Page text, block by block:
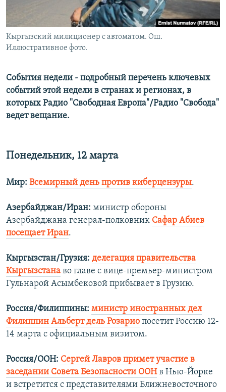
Кыргызский милиционер с автоматом. Ош.
Иллюстративное фото.
События недели - подробный перечень ключевых
событий этой недели в странах и регионах, в
которых Радио "Свободная Европа"/Радио "Свобода"
ведет вещание.
Понедельник, 12 марта
Мир: Всемирный день против киберцензуры.
Азербайджан/Иран: министр обороны
Азербайджана генерал-полковник Сафар Абиев
посещает Иран.
Кыргызстан/Грузия: делегация правительства
Кыргызстана во главе с вице-премьер-министром
Гульнарой Асымбековой прибывает в Грузию.
Россия/Филиппины: министр иностранных дел
Филиппин Альберт дель Розарио посетит Россию 12-
14 марта с официальным визитом.
Россия/ООН: Сергей Лавров примет участие в
заседании Совета Безопасности ООНв Нью-Йорке
и встретится с представителями Ближневосточного